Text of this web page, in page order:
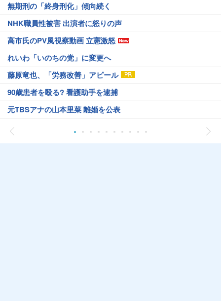
無期刑の「終身刑化」傾向続く
NHK職員性被害 出演者に怒りの声
高市氏のPV風視察動画 立憲激怒
れいわ「いのちの党」に変更へ
藤原竜也、「労務改善」アピール
90歳患者を殴る? 看護助手を逮捕
元TBSアナの山本里菜 離婚を公表